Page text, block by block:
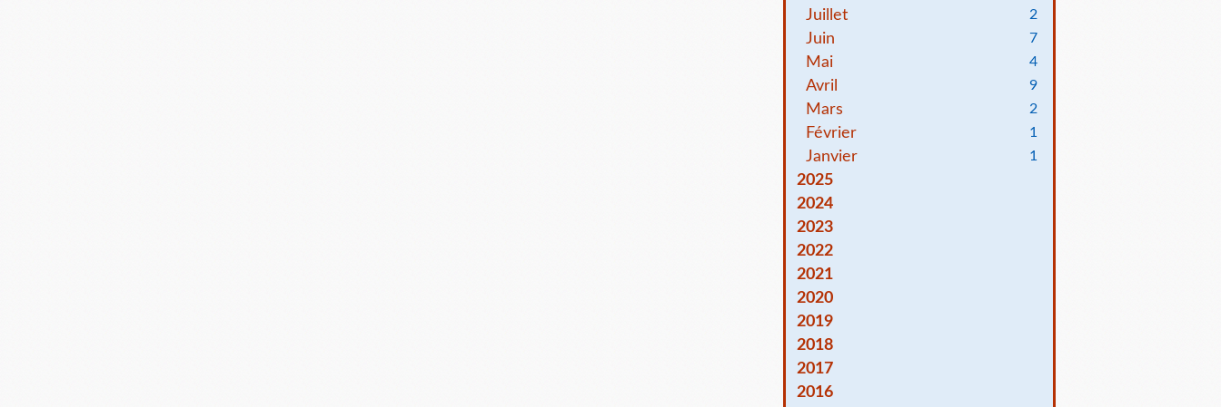
Juillet 2
Juin 7
Mai 4
Avril 9
Mars 2
Février 1
Janvier 1
2025
2024
2023
2022
2021
2020
2019
2018
2017
2016